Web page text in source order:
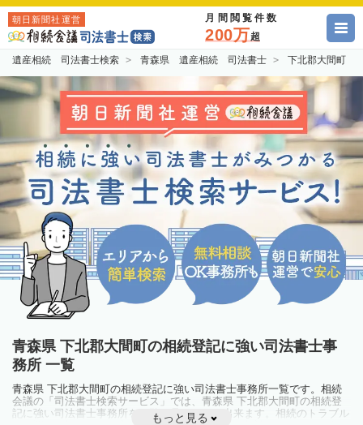
朝日新聞社運営 月間閲覧件数
200万超
遺産相続 司法書士検索 青森県 遺産相続 司法書士 下北郡大間町
青森県 下北郡大間町の相続登記に強い司法書士事
務所 一覧
青森県 下北郡大間町の相続登記に強い司法書士事務所一覧です。相続
会議の「司法書士検索サービス」では、青森県 下北郡大間町の相続登
記に強い司法書士事務所を一覧で見ることが出来ます。相続のトラブル
もっと見る